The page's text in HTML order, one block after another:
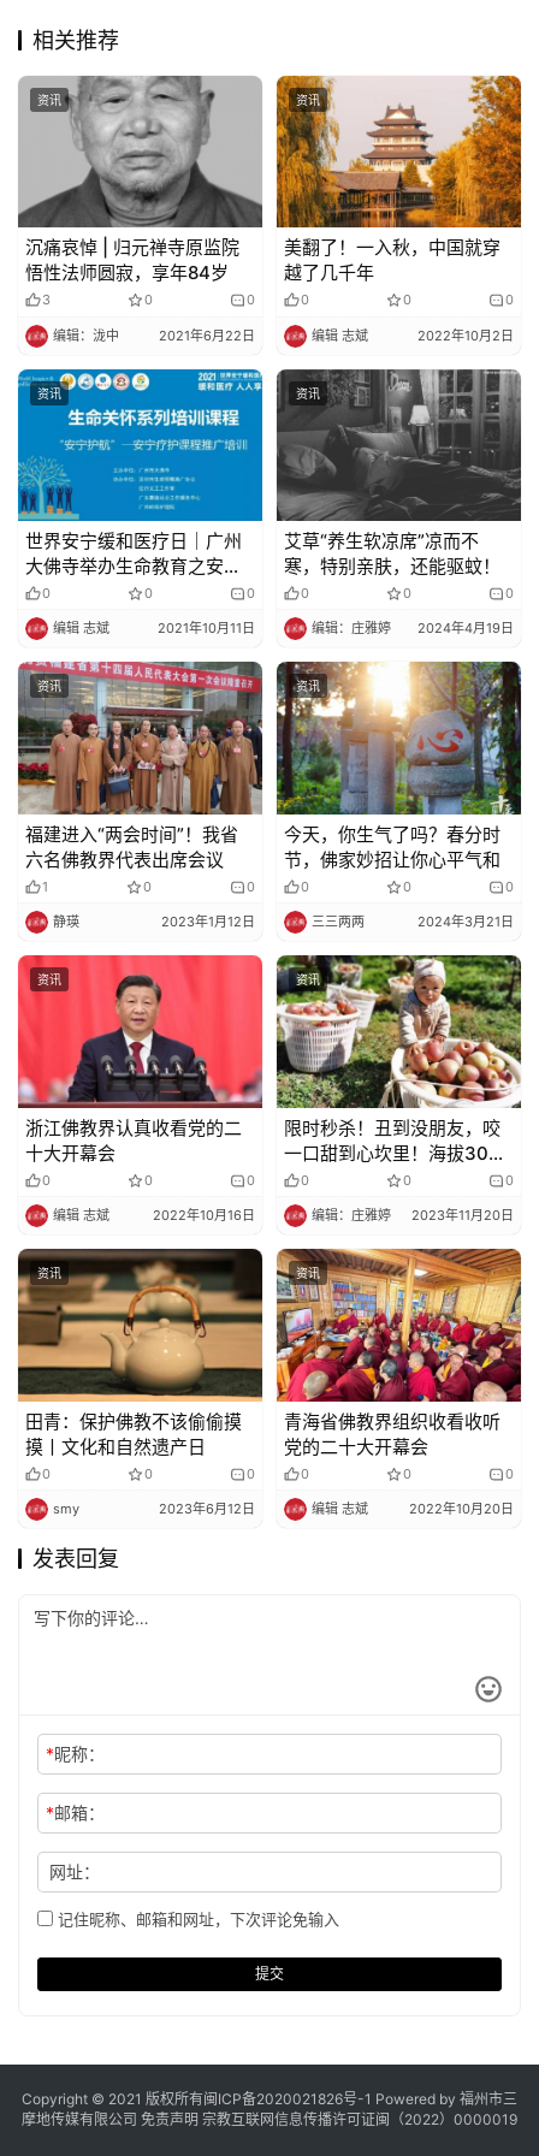
免
声
明
相关推荐
资讯
沉痛哀悼 | 归元禅寺原监院
悟性法师圆寂，享年84岁
3 0 0
编辑：泷中 2021年6月22日
资讯
美翻了！一入秋，中国就穿
越了几千年
0 0 0
编辑 志斌 2022年10月2日
资讯
世界安宁缓和医疗日｜广州
大佛寺举办生命教育之安宁
疗护培训
0 0 0
编辑 志斌 2021年10月11日
资讯
艾草“养生软凉席”凉而不
寒，特别亲肤，还能驱蚊！
0 0 0
编辑：庄雅婷 2024年4月19日
资讯
福建进入“两会时间”！我省
六名佛教界代表出席会议
1 0 0
静瑛 2023年1月12日
资讯
今天，你生气了吗？春分时
节，佛家妙招让你心平气和
0 0 0
三三两两 2024年3月21日
资讯
浙江佛教界认真收看党的二
十大开幕会
0 0 0
编辑 志斌 2022年10月16日
资讯
限时秒杀！丑到没朋友，咬
一口甜到心坎里！海拔3000
米原生态的阳光苹果
0 0 0
编辑：庄雅婷 2023年11月20日
资讯
田青：保护佛教不该偷偷摸
摸丨文化和自然遗产日
0 0 0
smy 2023年6月12日
资讯
青海省佛教界组织收看收听
党的二十大开幕会
0 0 0
编辑 志斌 2022年10月20日
发表回复
*昵称：
*邮箱：
网址：
记住昵称、邮箱和网址，下次评论免输入
提交
Copyright © 2021 版权所有闽ICP备2020021826号-1 Powered by 福州市三
摩地传媒有限公司 免责声明 宗教互联网信息传播许可证闽（2022）0000019